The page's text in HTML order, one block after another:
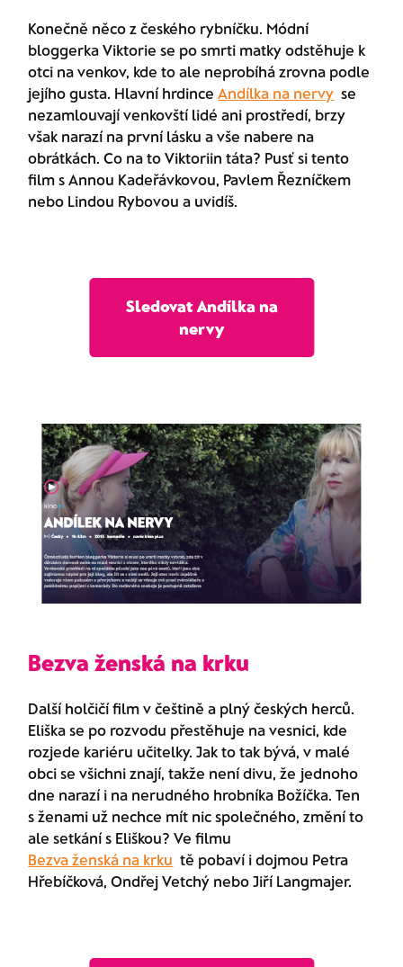
Konečně něco z českého rybníčku. Módní
bloggerka Viktorie se po smrti matky odstěhuje k
otci na venkov, kde to ale neprobíhá zrovna podle
jejího gusta. Hlavní hrdinceAndílka na nervy se
nezamlouvají venkovští lidé ani prostředí, brzy
však narazí na první lásku a vše nabere na
obrátkách. Co na to Viktoriin táta? Pusť si tento
film s Annou Kadeřávkovou, Pavlem Řezníčkem
nebo Lindou Rybovou a uvidíš.
Sledovat Andílka na
nervy
Bezva ženská na krku
Další holčičí film v češtině a plný českých herců.
Eliška se po rozvodu přestěhuje na vesnici, kde
rozjede kariéru učitelky. Jak to tak bývá, v malé
obci se všichni znají, takže není divu, že jednoho
dne narazí i na nerudného hrobníka Božíčka. Ten
s ženami už nechce mít nic společného, změní to
ale setkání s Eliškou? Ve filmu
Bezva ženská na krku tě pobaví i dojmou Petra
Hřebíčková, Ondřej Vetchý nebo Jiří Langmajer.